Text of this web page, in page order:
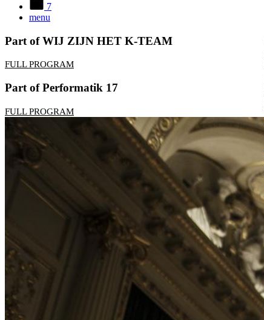
7
menu
Part of WIJ ZIJN HET K-TEAM
FULL PROGRAM
Part of Performatik 17
FULL PROGRAM